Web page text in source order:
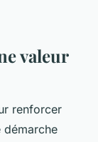
valeur
renforcer
démarche